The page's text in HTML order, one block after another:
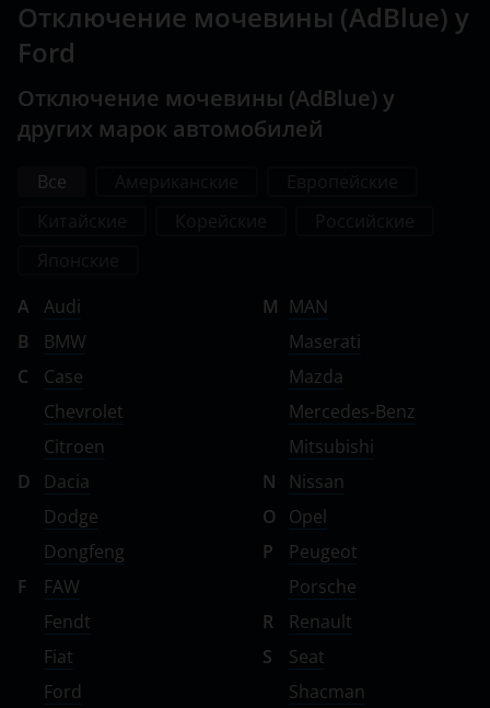
Отключение мочевины (AdBlue) у
Ford
Отключение мочевины (AdBlue) у
других марок автомобилей
Все
A
Audi
B
BMW
C
Case
Chevrolet
Citroen
D
Dacia
Dodge
Dongfeng
F
FAW
Fendt
Fiat
Ford
M MAN
Maserati
Mazda
Mercedes-Benz
Mitsubishi
N
Nissan
O
Opel
P
Peugeot
Porsche
R
Renault
S
Seat
Shacman